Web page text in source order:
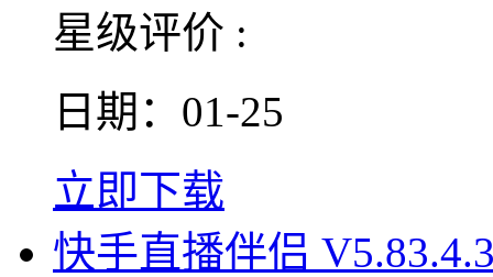
星级评价 :
日期：01-25
立即下载
快手直播伴侣